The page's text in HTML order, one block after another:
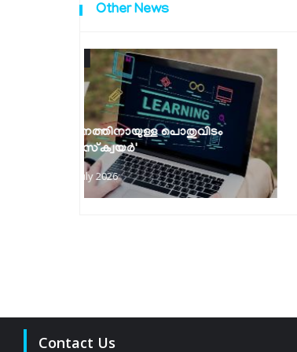
Other News
MALAPPURAM
റവന്യൂ സേവനങ്ങള്‍ ഇനി ഒറ്റ
സിംഗിള്‍ സൈന്‍ ഓണ്‍
സംവിധാനവുമായി റവന്യു...
22nd of July 2026
Contact Us